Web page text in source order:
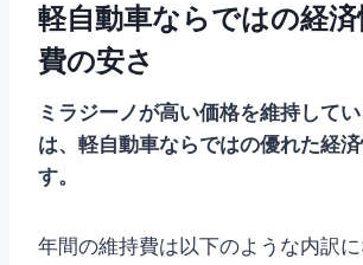
軽自動車ならではの経
費の安さ
ミラジーノが高い価格を維持して
は、軽自動車ならではの優れた経
す。
年間の維持費は以下のような内訳